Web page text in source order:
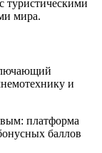
туристическими
мира.
и
платформа
баллов